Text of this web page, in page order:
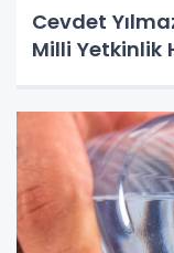
Cevdet
Milli Yetkinlik